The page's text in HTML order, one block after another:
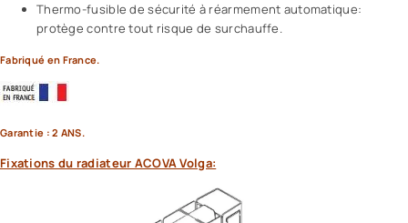
Thermo-fusible de sécurité à réarmement automatique:
protège contre tout risque de surchauffe.
Fabriqué en France.
Garantie : 2 ANS.
Fixations du radiateur ACOVA Volga: